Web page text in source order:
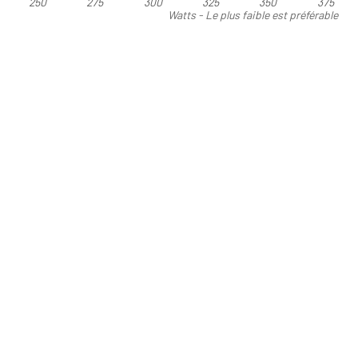
Watts - Le plus faible est préférable